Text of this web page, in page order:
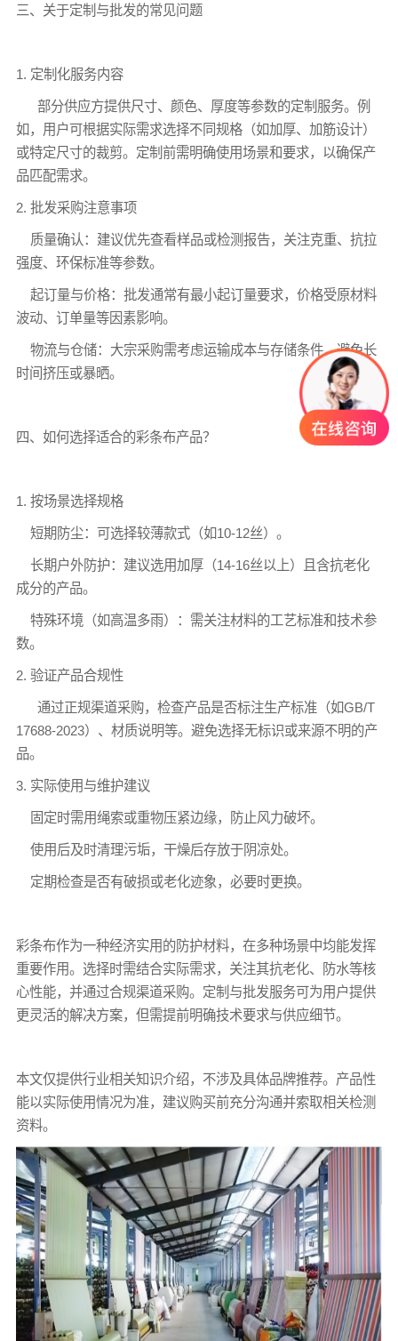
三、关于定制与批发的常见问题
1. 定制化服务内容
部分供应方提供尺寸、颜色、厚度等参数的定制服务。例
如，用户可根据实际需求选择不同规格（如加厚、加筋设计）
或特定尺寸的裁剪。定制前需明确使用场景和要求，以确保产
品匹配需求。
2. 批发采购注意事项
质量确认：建议优先查看样品或检测报告，关注克重、抗拉
强度、环保标准等参数。
起订量与价格：批发通常有最小起订量要求，价格受原材料
波动、订单量等因素影响。
物流与仓储：大宗采购需考虑运输成本与存储条件，避免长
时间挤压或暴晒。
四、如何选择适合的彩条布产品？
1. 按场景选择规格
短期防尘：可选择较薄款式（如10-12丝）。
长期户外防护：建议选用加厚（14-16丝以上）且含抗老化
成分的产品。
特殊环境（如高温多雨）：需关注材料的工艺标准和技术参
数。
2. 验证产品合规性
通过正规渠道采购，检查产品是否标注生产标准（如GB/T
17688-2023）、材质说明等。避免选择无标识或来源不明的产
品。
3. 实际使用与维护建议
固定时需用绳索或重物压紧边缘，防止风力破坏。
使用后及时清理污垢，干燥后存放于阴凉处。
定期检查是否有破损或老化迹象，必要时更换。
彩条布作为一种经济实用的防护材料，在多种场景中均能发挥
重要作用。选择时需结合实际需求，关注其抗老化、防水等核
心性能，并通过合规渠道采购。定制与批发服务可为用户提供
更灵活的解决方案，但需提前明确技术要求与供应细节。
本文仅提供行业相关知识介绍，不涉及具体品牌推荐。产品性
能以实际使用情况为准，建议购买前充分沟通并索取相关检测
资料。